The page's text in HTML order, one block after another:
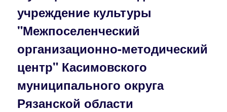
учреждение культуры
"Межпоселенческий
организационно-методический
центр" Касимовского
муниципального округа
Рязанской области